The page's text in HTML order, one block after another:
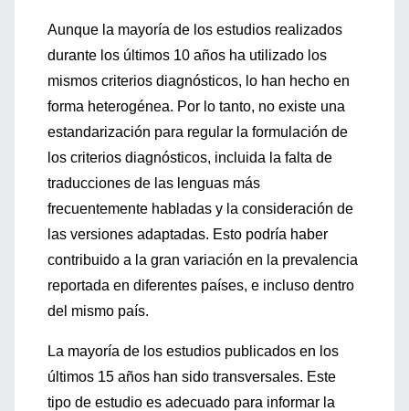
Aunque la mayoría de los estudios realizados
durante los últimos 10 años ha utilizado los
mismos criterios diagnósticos, lo han hecho en
forma heterogénea. Por lo tanto, no existe una
estandarización para regular la formulación de
los criterios diagnósticos, incluida la falta de
traducciones de las lenguas más
frecuentemente habladas y la consideración de
las versiones adaptadas. Esto podría haber
contribuido a la gran variación en la prevalencia
reportada en diferentes países, e incluso dentro
del mismo país.
La mayoría de los estudios publicados en los
últimos 15 años han sido transversales. Este
tipo de estudio es adecuado para informar la